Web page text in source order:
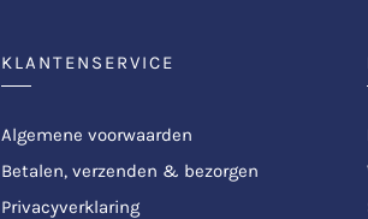
KLANTENSERVICE
Algemene voorwaarden
Betalen, verzenden & bezorgen
Privacyverklaring